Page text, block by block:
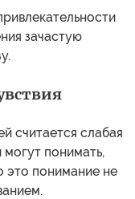
зачастую
считается слабая
понимать,
это понимание не